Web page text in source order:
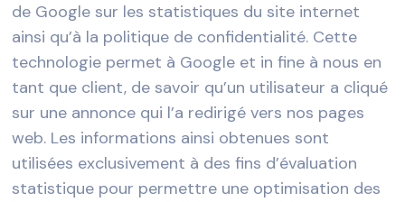
de Google sur les statistiques du site internet
ainsi qu’à la politique de confidentialité. Cette
technologie permet à Google et in fine à nous en
tant que client, de savoir qu’un utilisateur a cliqué
sur une annonce qui l’a redirigé vers nos pages
web. Les informations ainsi obtenues sont
utilisées exclusivement à des fins d’évaluation
statistique pour permettre une optimisation des